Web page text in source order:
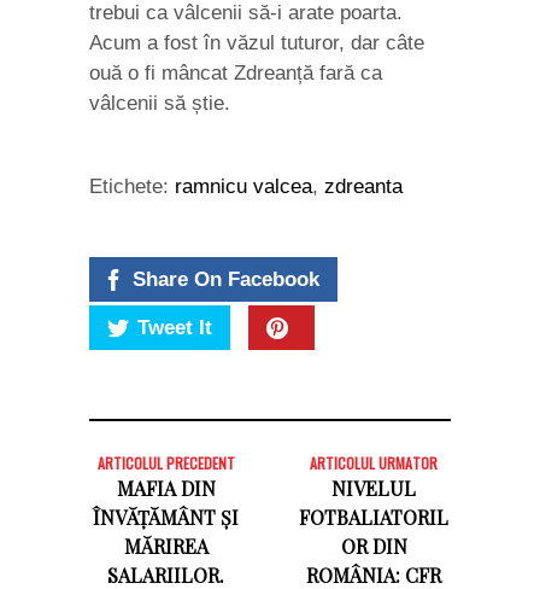
trebui ca vâlcenii să-i arate poarta.
Acum a fost în văzul tuturor, dar câte
ouă o fi mâncat Zdreanță fară ca
vâlcenii să știe.
Etichete: ramnicu valcea, zdreanta
Share On Facebook
Tweet It
ARTICOLUL PRECEDENT
MAFIA DIN
ÎNVĂȚĂMÂNT ȘI
MĂRIREA
SALARIILOR.
ARTICOLUL URMATOR
NIVELUL
FOTBALIATORIL
OR DIN
ROMÂNIA: CFR